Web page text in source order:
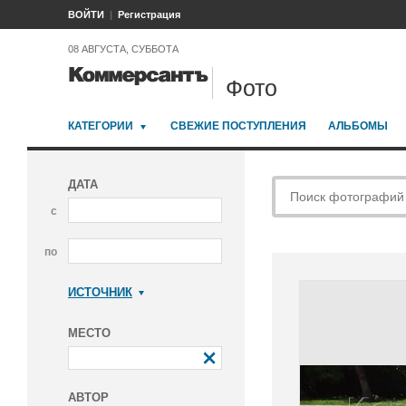
ВОЙТИ Регистрация
08 АВГУСТА, СУББОТА
Фото
КАТЕГОРИИ СВЕЖИЕ ПОСТУПЛЕНИЯ АЛЬБОМЫ
ДАТА
с
по
ИСТОЧНИК
МЕСТО
АВТОР